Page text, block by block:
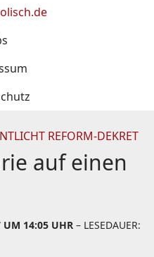
REFORM-DEKRET
auf einen
UM 14:05 UHR – LESEDAUER: